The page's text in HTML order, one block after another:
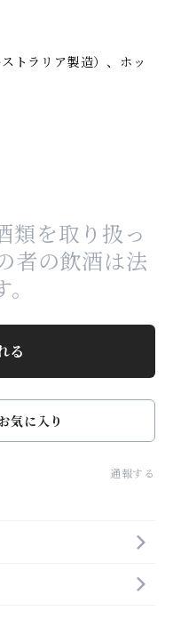
トラリア製造）、ホッ
類を取り扱っ
者の飲酒は法
る
気に入り
通報する